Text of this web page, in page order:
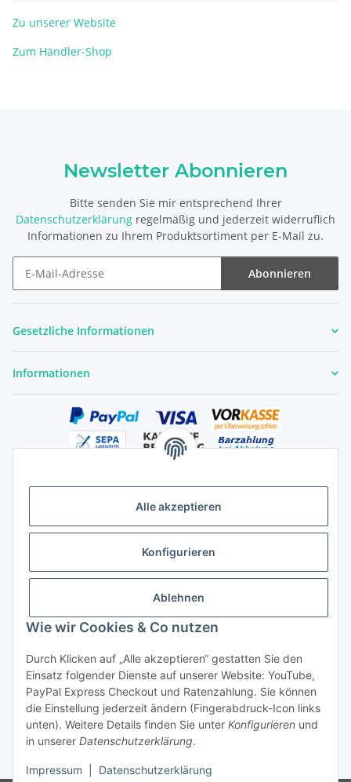
Alle akzeptieren
Konfigurieren
Ablehnen
Wie wir Cookies & Co nutzen
Durch Klicken auf „Alle akzeptieren“ gestatten Sie den
Einsatz folgender Dienste auf unserer Website: YouTube,
PayPal Express Checkout und Ratenzahlung. Sie können
die Einstellung jederzeit ändern (Fingerabdruck-Icon links
unten). Weitere Details finden Sie unter Konfigurieren und
in unserer Datenschutzerklärung.
Impressum Datenschutzerklärung
Zu unserer Website
Zum Händler-Shop
Newsletter Abonnieren
Bitte senden Sie mir entsprechend Ihrer
Datenschutzerklärung regelmäßig und jederzeit widerruflich
Informationen zu Ihrem Produktsortiment per E-Mail zu.
Abonnieren
Gesetzliche Informationen
Informationen
Vertrag widerrufen